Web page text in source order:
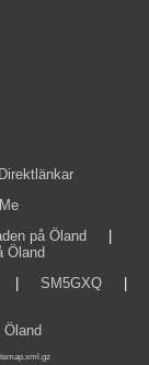
Direktlänkar
på Öland
Öland
SM5GXQ
Öland